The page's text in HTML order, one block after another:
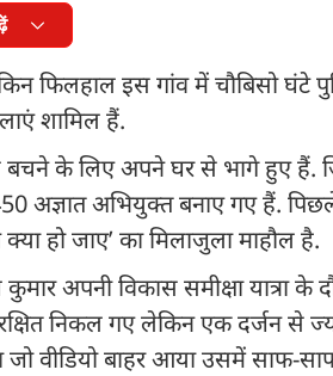
फिलहाल इस गांव में चौबिसो घंटे
शामिल हैं.
बचने के लिए अपने घर से भागे हुए हैं.
अज्ञात अभियुक्त बनाए गए हैं.
हो जाए’ का मिलाजुला माहौल है.
अपनी विकास समीक्षा यात्रा के
निकल गए लेकिन एक दर्जन से
वीडियो बाहर आया उसमें साफ-